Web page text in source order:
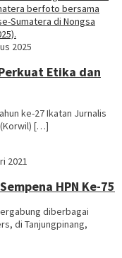
2025
Etika dan
ke-27 Ikatan Jurnalis
(Korwil) […]
2021
HPN Ke-75
diberbagai
di Tanjungpinang,